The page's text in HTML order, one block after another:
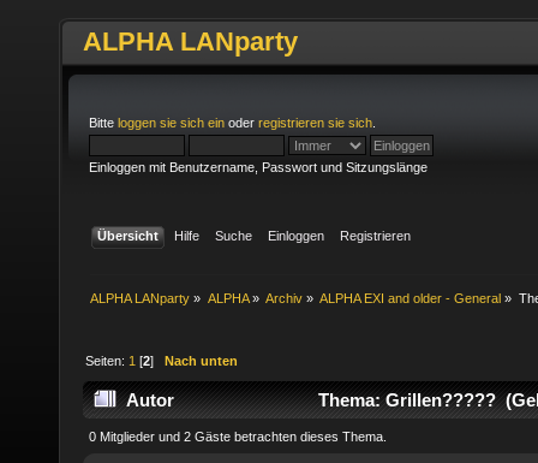
ALPHA LANparty
Bitte loggen sie sich ein oder registrieren sie sich
Einloggen mit Benutzername, Passwort und Sitzungslänge
Übersicht Hilfe Suche Einloggen Registrieren
ALPHA LANparty » ALPHA» Archiv» ALPHA EXI and older - General »
Seiten: 1 [2]Nach unten
Autor Thema: Grillen?????
0 Mitglieder und 2 Gäste betrachten dieses Thema.